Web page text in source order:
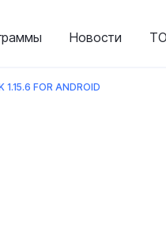
Новости
FOR ANDROID